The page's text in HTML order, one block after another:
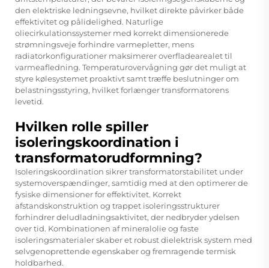
den elektriske ledningsevne, hvilket direkte påvirker både
effektivitet og pålidelighed. Naturlige
oliecirkulationssystemer med korrekt dimensionerede
strømningsveje forhindre varmepletter, mens
radiatorkonfigurationer maksimerer overfladearealet til
varmeafledning. Temperaturovervågning gør det muligt at
styre kølesystemet proaktivt samt træffe beslutninger om
belastningsstyring, hvilket forlænger transformatorens
levetid.
Hvilken rolle spiller
isoleringskoordination i
transformatorudformning?
Isoleringskoordination sikrer transformatorstabilitet under
systemoverspændinger, samtidig med at den optimerer de
fysiske dimensioner for effektivitet. Korrekt
afstandskonstruktion og trappet isoleringsstrukturer
forhindrer deludladningsaktivitet, der nedbryder ydelsen
over tid. Kombinationen af mineralolie og faste
isoleringsmaterialer skaber et robust dielektrisk system med
selvgenoprettende egenskaber og fremragende termisk
holdbarhed.